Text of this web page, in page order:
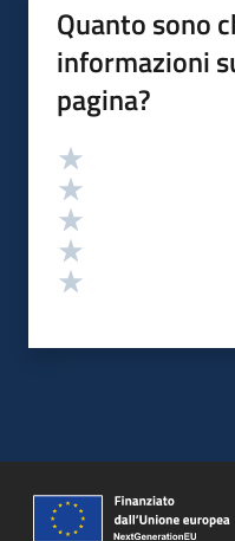
Quanto sono
informazioni
pagina?
Valutazione